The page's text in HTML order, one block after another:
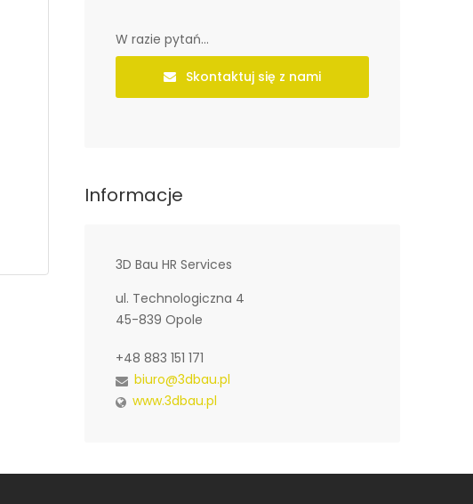
W razie pytań...
Skontaktuj się z nami
Informacje
3D Bau HR Services
ul. Technologiczna 4
45-839 Opole
+48 883 151 171
biuro@3dbau.pl
www.3dbau.pl